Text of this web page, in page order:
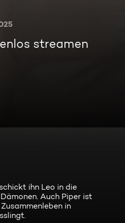
streamen
ihn Leo in die
Auch Piper ist
in